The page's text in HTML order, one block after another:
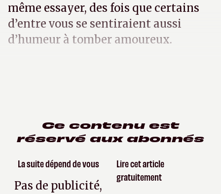
même essayer, des fois que certains
d’entre vous se sentiraient aussi
d’humeur à tomber amoureux.
Ce contenu est
réservé aux abonnés
La suite dépend de vous
Pas de publicité,
Lire cet article
gratuitement